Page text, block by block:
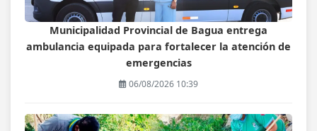
Municipalidad Provincial de Bagua entrega
ambulancia equipada para fortalecer la atención de
emergencias
06/08/2026 10:39